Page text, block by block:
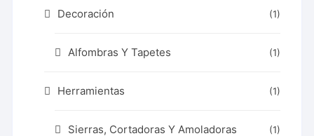
Decoración (1)
Alfombras Y Tapetes (1)
Herramientas (1)
Sierras, Cortadoras Y Amoladoras (1)